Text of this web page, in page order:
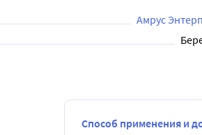
в колокольчик), при этом
можно ознакомиться с множеством
Амрус
Способ применения и